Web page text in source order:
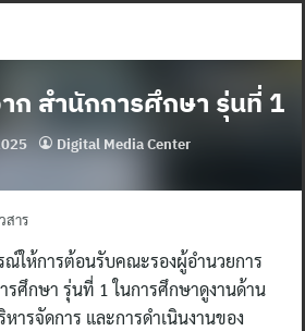
ก สำนักการศึกษา รุ่นที่ 1
Digital Media Center
สาร
ณ์ให้การต้อนรับคณะรองผู้อำนวยการ
รศึกษา รุ่นที่ 1 ในการศึกษาดูงานด้าน
ารจัดการ และการดำเนินงานของ